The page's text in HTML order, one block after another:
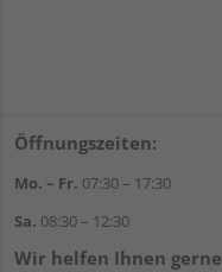
Öffnungszeiten:
Mo. – Fr. 07:30 – 17:30
Sa. 08:30 – 12:30
Wir helfen Ihnen gerne